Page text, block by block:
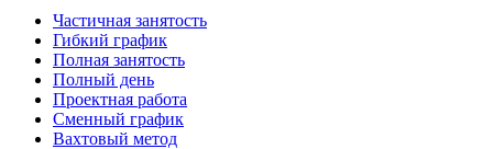
Частичная занятость
Гибкий график
Полная занятость
Полный день
Проектная работа
Сменный график
Вахтовый метод